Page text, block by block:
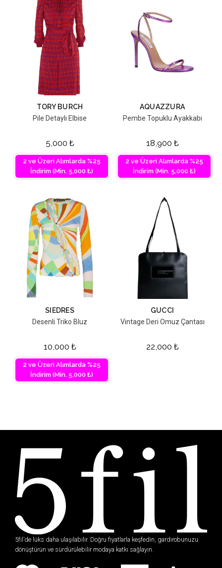
TORY BURCH
Pile Detaylı Elbise
5,000 ₺
2 ve Üzeri Alımlarda %25
İndirim (Min. 5,000 ₺)
AQUAZZURA
Pembe Topuklu Ayakkabı
18,900 ₺
2 ve Üzeri Alımlarda %25
İndirim (Min. 5,000 ₺)
SIEDRES
Desenli Triko Bluz
10,000 ₺
2 ve Üzeri Alımlarda %25
İndirim (Min. 5,000 ₺)
GUCCI
Vintage Deri Omuz Çantası
22,000 ₺
5fil’de lüks daha ulaşılabilir. Doğru fiyatlarla keşfedin, gardırobunuzu
dönüştürün ve sürdürülebilir modaya katkı sağlayın.